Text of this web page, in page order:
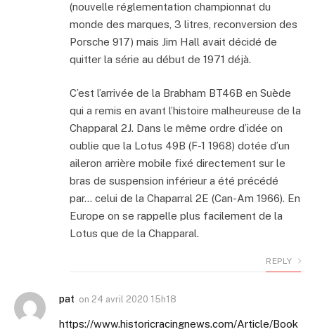
(nouvelle réglementation championnat du
monde des marques, 3 litres, reconversion des
Porsche 917) mais Jim Hall avait décidé de
quitter la série au début de 1971 déjà.
C’est l’arrivée de la Brabham BT46B en Suède
qui a remis en avant l’histoire malheureuse de la
Chapparal 2J. Dans le même ordre d’idée on
oublie que la Lotus 49B (F-1 1968) dotée d’un
aileron arrière mobile fixé directement sur le
bras de suspension inférieur a été précédé
par… celui de la Chaparral 2E (Can-Am 1966). En
Europe on se rappelle plus facilement de la
Lotus que de la Chapparal.
REPLY
pat on 24 avril 2020 15h18
https://www.historicracingnews.com/Article/Book